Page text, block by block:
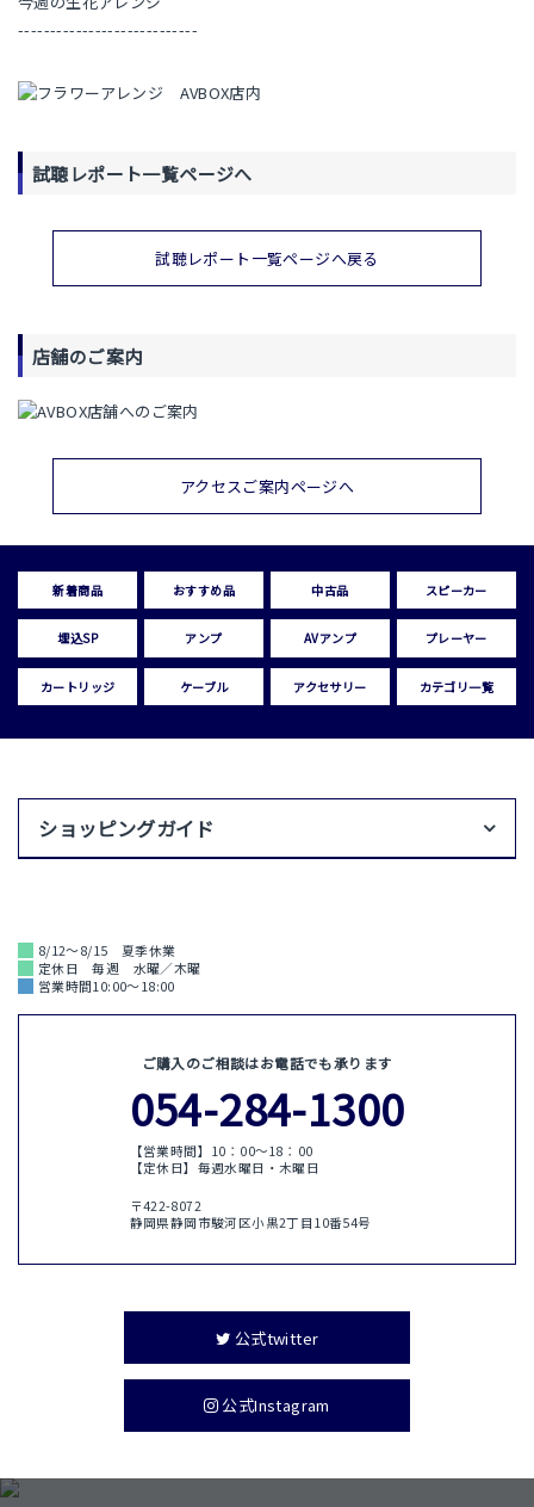
----------------------------
試聴レポート一覧ページへ
試聴レポート一覧ページへ戻る
店舗のご案内
アクセスご案内ページへ
新着商品 おすすめ品 中古品 スピーカー
埋込SP アンプ AVアンプ プレーヤー
カートリッジ ケーブル アクセサリー カテゴリ一覧
ショッピングガイド
8/12～8/15 夏季休業
定休日 毎週 水曜／木曜
営業時間10:00～18:00
ご購入のご相談はお電話でも承ります
054-284-1300
【営業時間】10：00〜18：00
【定休日】毎週水曜日・木曜日
〒422-8072
静岡県静岡市駿河区小黒2丁目10番54号
公式twitter
公式Instagram